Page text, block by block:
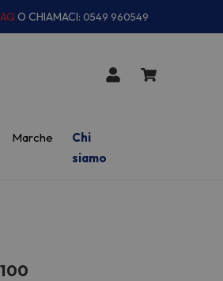
O CHIAMACI: 0549 960549
Marche
Chi
siamo